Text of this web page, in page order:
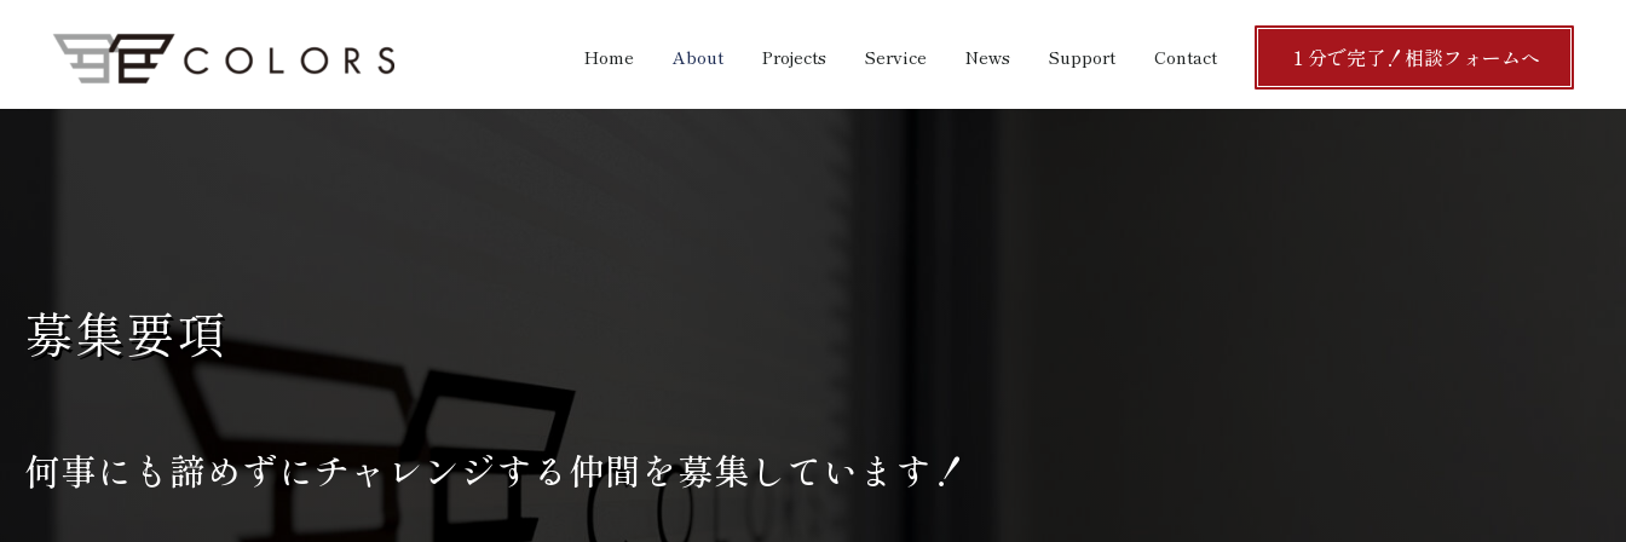
Home About Projects Service News Support Contact １分で完了！相談フォームへ
募集要項
何事にも諦めずにチャレンジする仲間を募集しています！